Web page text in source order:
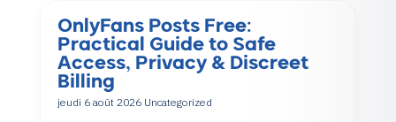
OnlyFans Posts Free:
Practical Guide to Safe
Access, Privacy & Discreet
Billing
jeudi 6 août 2026 Uncategorized